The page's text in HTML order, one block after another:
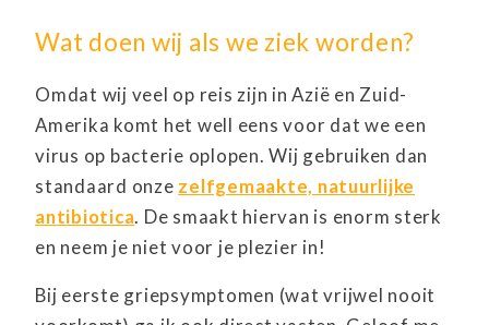
Wat doen wij als we ziek worden?
Omdat wij veel op reis zijn in Azië en Zuid-
Amerika komt het well eens voor dat we een
virus op bacterie oplopen. Wij gebruiken dan
standaard onze zelfgemaakte, natuurlijke
antibiotica. De smaakt hiervan is enorm sterk
en neem je niet voor je plezier in!
Bij eerste griepsymptomen (wat vrijwel nooit